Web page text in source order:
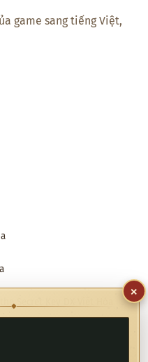
game sang tiếng Việt,
Secret Key DX Việt Hóa
Fairy DX Việt Hóa
×
◆